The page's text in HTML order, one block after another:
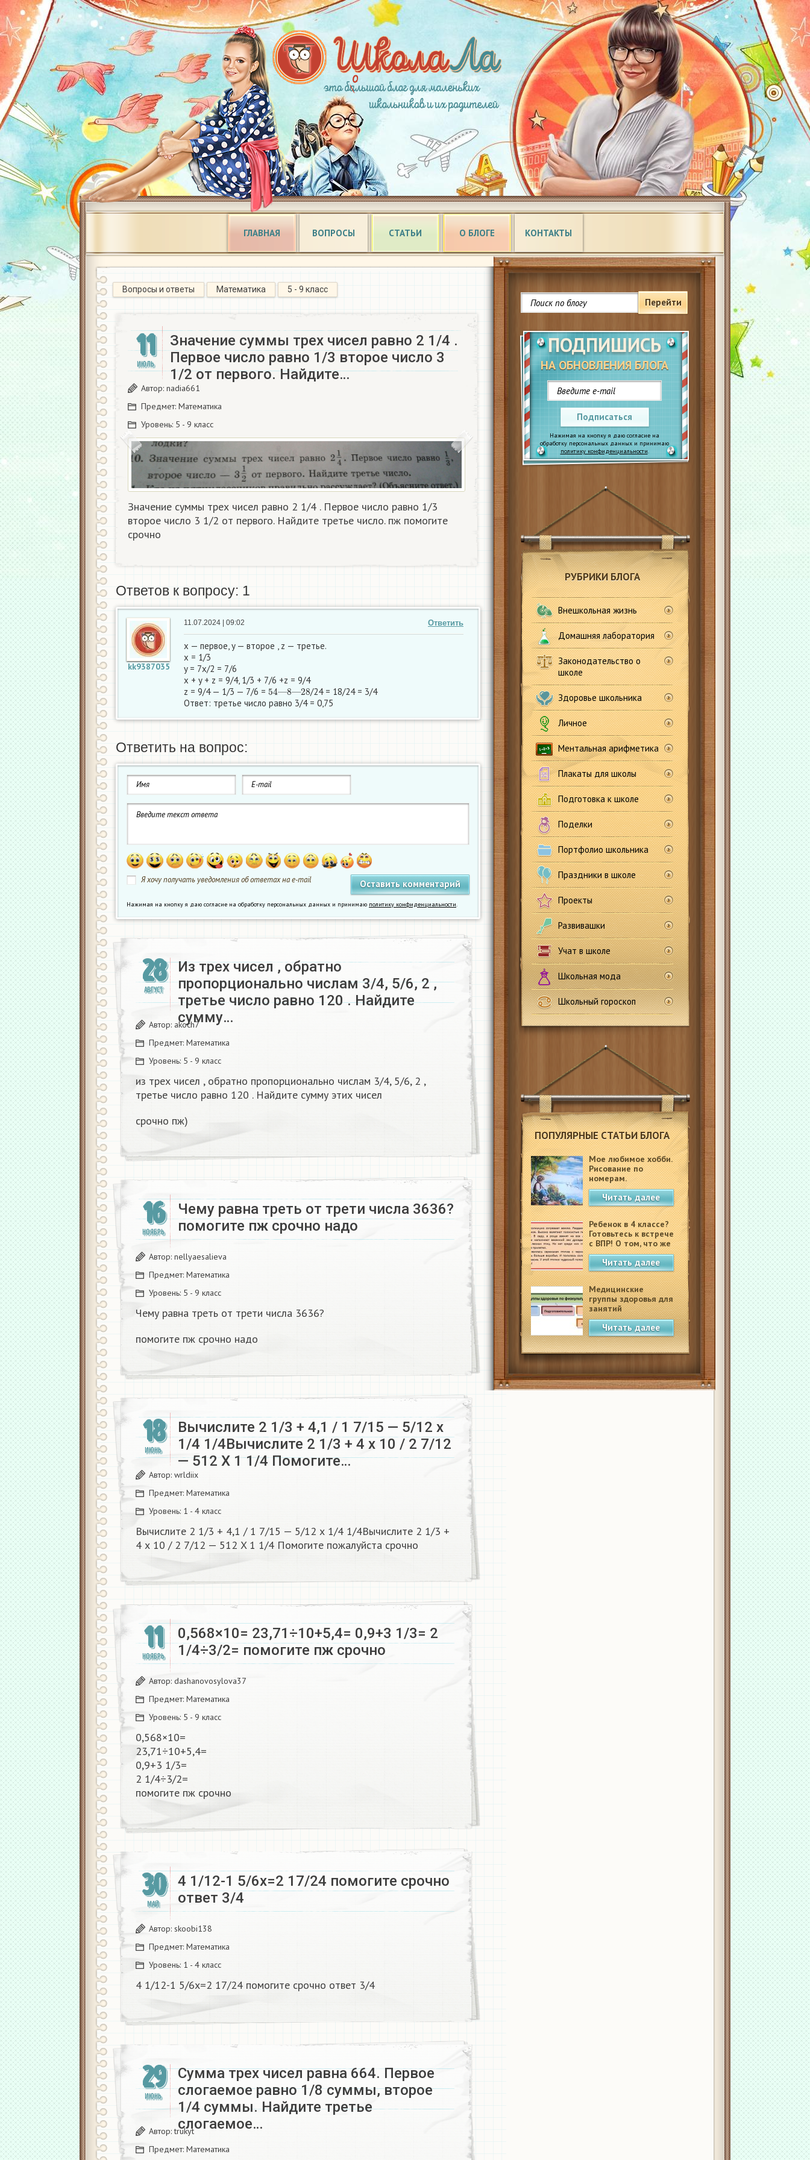
ГЛАВНАЯ ВОПРОСЫ СТАТЬИ О БЛОГЕ КОНТАКТЫ
Перейти
ПОДПИШИСЬ
НА ОБНОВЛЕНИЯ БЛОГА
Подписаться
Нажимая на кнопку я даю согласие на
обработку персональных данных и принимаю
политику конфиденциальности.
РУБРИКИ БЛОГА
Внешкольная жизнь
Домашняя лаборатория
Законодательство о
школе
Здоровье школьника
Личное
Ментальная арифметика
Плакаты для школы
Подготовка к школе
Поделки
Портфолио школьника
Праздники в школе
Проекты
Развивашки
Учат в школе
Школьная мода
Школьный гороскоп
ПОПУЛЯРНЫЕ СТАТЬИ БЛОГА
Мое любимое хобби.
Рисование по
номерам.
Читать далее
Ребенок в 4 классе?
Готовьтесь к встрече
с ВПР! О том, что же
это такое.
Читать далее
Медицинские
группы здоровья для
занятий
физкультурой в
школеЧитать далее
Вопросы и ответы Математика 5 - 9 класс
11
ИЮЛЬ
Значение суммы трех чисел равно 2 1/4 .
Первое число равно 1/3 второе число 3
1/2 от первого. Найдите…
Автор: nadia661
Предмет: Математика
Уровень: 5 - 9 класс
Значение суммы трех чисел равно 2 1/4 . Первое число равно 1/3
второе число 3 1/2 от первого. Найдите третье число. пж помогите
срочно
Ответов к вопросу: 1
kk9387035
Ответить
11.07.2024 | 09:02
x — первое, y — второе , z — третье.
x = 1/3
y = 7x/2 = 7/6
x + y + z = 9/4, 1/3 + 7/6 +z = 9/4
z = 9/4 — 1/3 — 7/6 = 54 —8— 28 /24 = 18/24 = 3/4
Ответ: третье число равно 3/4 = 0,75
Ответить на вопрос:
Я хочу получать уведомления об ответах на e-mail
Нажимая на кнопку я даю согласие на обработку персональных данных и принимаю политику конфиденциальности.
28
АВГУСТ
Из трех чисел , обратно
пропорционально числам 3/4, 5/6, 2 ,
третье число равно 120 . Найдите
сумму…
Автор: akoch7
Предмет: Математика
Уровень: 5 - 9 класс
из трех чисел , обратно пропорционально числам 3/4, 5/6, 2 ,
третье число равно 120 . Найдите сумму этих чисел
срочно пж)
16
НОЯБРЬ
Чему равна треть от трети числа 3636?
помогите пж срочно надо
Автор: nellyaesalieva
Предмет: Математика
Уровень: 5 - 9 класс
Чему равна треть от трети числа 3636?
помогите пж срочно надо
18
ИЮНЬ
Вычислите 2 1/3 + 4,1 / 1 7/15 — 5/12 х
1/4 1/4Вычислите 2 1/3 + 4 х 10 / 2 7/12
— 512 X 1 1/4 Помогите…
Автор: wrldiix
Предмет: Математика
Уровень: 1 - 4 класс
Вычислите 2 1/3 + 4,1 / 1 7/15 — 5/12 х 1/4 1/4Вычислите 2 1/3 +
4 х 10 / 2 7/12 — 512 X 1 1/4 Помогите пожалуйста срочно ​
11
НОЯБРЬ
0,568×10= 23,71÷10+5,4= 0,9+3 1/3= 2
1/4÷3/2= помогите пж срочно​
Автор: dashanovosylova37
Предмет: Математика
Уровень: 5 - 9 класс
0,568×10=
23,71÷10+5,4=
0,9+3 1/3=
2 1/4÷3/2=
помогите пж срочно​
30
МАЙ
4 1/12-1 5/6х=2 17/24 помогите срочно
ответ 3/4
Автор: skoobi138
Предмет: Математика
Уровень: 1 - 4 класс
4 1/12-1 5/6х=2 17/24 помогите срочно ответ 3/4
29
ИЮНЬ
Сумма трех чисел равна 664. Первое
слогаемое равно 1/8 суммы, второе
1/4 суммы. Найдите третье
слогаемое…
Автор:trukyt
Предмет: Математика